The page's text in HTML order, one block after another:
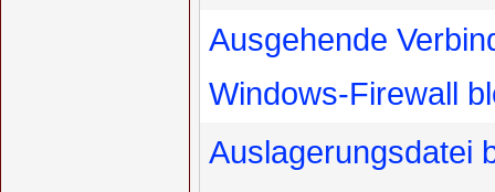
Ausgehende
Windows-Firewall
Auslagerungsdatei